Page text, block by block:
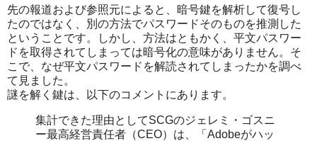
先の報道および参照元によると、暗号鍵を解析して復号し
たのではなく、別の方法でパスワードそのものを推測した
ということです。しかし、方法はともかく、平文パスワー
ドを取得されてしまっては暗号化の意味がありません。そ
こで、なぜ平文パスワードを解読されてしまったかを調べ
て見ました。
謎を解く鍵は、以下のコメントにあります。
集計できた理由としてSCGのジェレミ・ゴスニ
ー最高経営責任者（CEO）は、「Adobeがハッ